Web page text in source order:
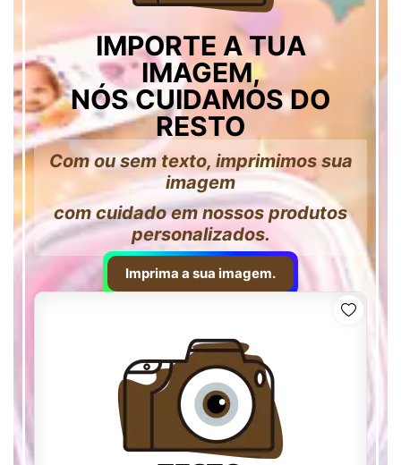
IMPORTE A TUA
IMAGEM,
NÓS CUIDAMOS DO
RESTO
Com ou sem texto, imprimimos sua
imagem
com cuidado em nossos produtos
personalizados.
Imprima a sua imagem.